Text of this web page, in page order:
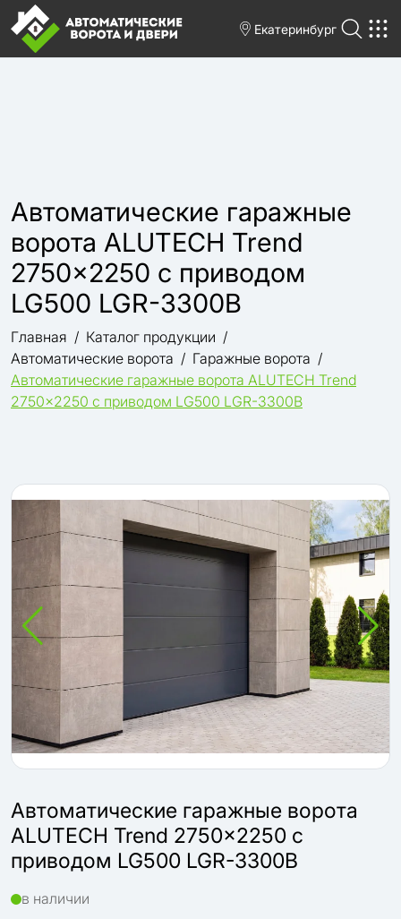
Екатеринбург
Автоматические гаражные
ворота ALUTECH Trend
2750×2250 с приводом
LG500 LGR-3300B
Главная
Каталог продукции
Автоматические ворота
Гаражные ворота
Автоматические гаражные ворота ALUTECH Trend
2750×2250 с приводом LG500 LGR-3300B
Автоматические гаражные ворота
ALUTECH Trend 2750×2250 с
приводом LG500 LGR-3300B
в наличии